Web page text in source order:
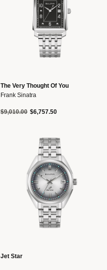
The Very Thought Of You
Frank Sinatra
Precio reducido de
$9,010.00a$6,757.50
Jet Star